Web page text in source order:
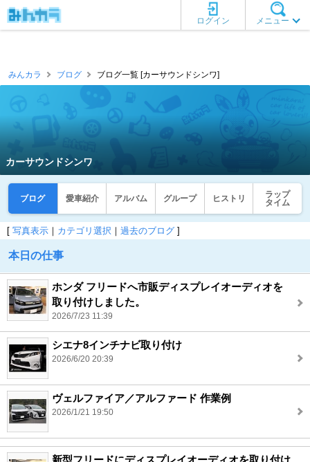
メニュー
ログイン
みんカラ ブログ ブログ一覧 [カーサウンドシンワ]
カーサウンドシンワ
ブログ 愛車紹介 アルバム グループ ヒストリ
ラップ
タイム
[ 写真表示 ｜ カテゴリ選択 ｜ 過去のブログ ]
本日の仕事
ホンダ フリードへ市販ディスプレイオーディオを
取り付けしました。
2026/7/23 11:39
シエナ8インチナビ取り付け
2026/6/20 20:39
ヴェルファイア／アルファード 作業例
2026/1/21 19:50
新型フリードにディスプレイオーディオを取り付け